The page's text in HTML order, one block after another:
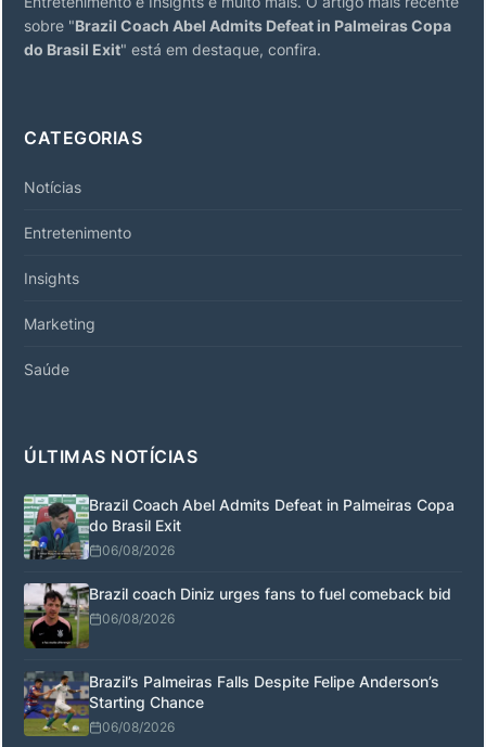
sobre "Brazil Coach Abel Admits Defeat in Palmeiras Copa
do Brasil Exit" está em destaque, confira.
CATEGORIAS
Notícias
Entretenimento
Insights
Marketing
Saúde
ÚLTIMAS NOTÍCIAS
Brazil Coach Abel Admits Defeat in Palmeiras Copa
do Brasil Exit
06/08/2026
Brazil coach Diniz urges fans to fuel comeback bid
06/08/2026
Brazil’s Palmeiras Falls Despite Felipe Anderson’s
Starting Chance
06/08/2026